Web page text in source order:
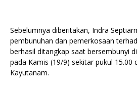
Sebelumnya diberitakan, Indra
pembunuhan dan pemerkosaan
berhasil ditangkap saat bersembunyi
pada Kamis (19/9) sekitar pukul 15.00
Kayutanam.